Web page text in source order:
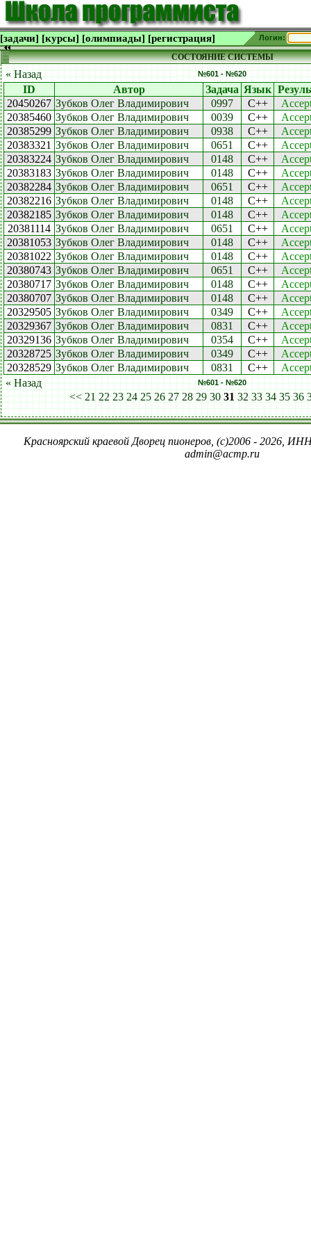
[задачи] [курсы] [олимпиады] [регистрация] Логин:
СОСТОЯНИЕ СИСТЕМЫ
« Назад №601 - №620
ID Автор Задача Язык
20450267 Зубков Олег Владимирович 0997 C++
20385460 Зубков Олег Владимирович 0039 C++
20385299 Зубков Олег Владимирович 0938 C++
20383321 Зубков Олег Владимирович 0651 C++
20383224 Зубков Олег Владимирович 0148 C++
20383183 Зубков Олег Владимирович 0148 C++
20382284 Зубков Олег Владимирович 0651 C++
20382216 Зубков Олег Владимирович 0148 C++
20382185 Зубков Олег Владимирович 0148 C++
20381114 Зубков Олег Владимирович 0651 C++
20381053 Зубков Олег Владимирович 0148 C++
20381022 Зубков Олег Владимирович 0148 C++
20380743 Зубков Олег Владимирович 0651 C++
20380717 Зубков Олег Владимирович 0148 C++
20380707 Зубков Олег Владимирович 0148 C++
20329505 Зубков Олег Владимирович 0349 C++
20329367 Зубков Олег Владимирович 0831 C++
20329136 Зубков Олег Владимирович 0354 C++
20328725 Зубков Олег Владимирович 0349 C++
20328529 Зубков Олег Владимирович 0831 C++
« Назад
№601 - №620
<< 21 22 23 24 25 26 27 28 29 30 31 32 33 34 35 36
Красноярский краевой Дворец пионеров, (c)2006 - 2026,
admin@acmp.ru